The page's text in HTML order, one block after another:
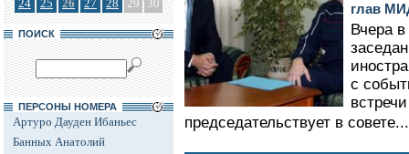
24
25 26 27 28 29 30
ПОИСК
ПЕРСОНЫ НОМЕРА
Артуро Дауден Ибаньес
Банных Анатолий
глав
Вчера
с
председательствует в совете...